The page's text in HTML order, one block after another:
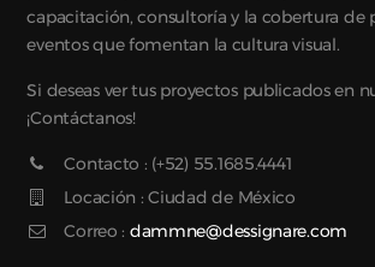
capacitación, consultoría y la cobertura de
eventos que fomentan la cultura visual.
Si deseas ver tus proyectos publicados en
¡Contáctanos!
Contacto : (+52) 55.1685.4441
Locación : Ciudad de México
Correo : dammne@dessignare.com